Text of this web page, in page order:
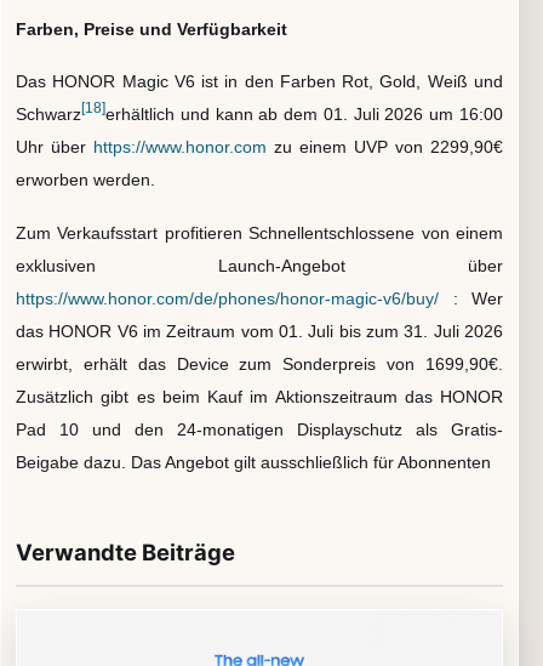
Farben, Preise und Verfügbarkeit
Das HONOR Magic V6 ist in den Farben Rot, Gold, Weiß und
Schwarz[18]erhältlich und kann ab dem 01. Juli 2026 um 16:00
Uhr über https://www.honor.com zu einem UVP von 2299,90€
erworben werden.
Zum Verkaufsstart profitieren Schnellentschlossene von einem
exklusiven Launch-Angebot über
https://www.honor.com/de/phones/honor-magic-v6/buy/ : Wer
das HONOR V6 im Zeitraum vom 01. Juli bis zum 31. Juli 2026
erwirbt, erhält das Device zum Sonderpreis von 1699,90€.
Zusätzlich gibt es beim Kauf im Aktionszeitraum das HONOR
Pad 10 und den 24-monatigen Displayschutz als Gratis-
Beigabe dazu. Das Angebot gilt ausschließlich für Abonnenten
Verwandte Beiträge